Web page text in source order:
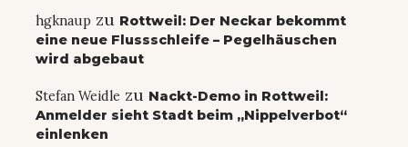
hgknaup zu Rottweil: Der Neckar bekommt
eine neue Flussschleife – Pegelhäuschen
wird abgebaut
Stefan Weidle zu Nackt-Demo in Rottweil:
Anmelder sieht Stadt beim „Nippelverbot“
einlenken